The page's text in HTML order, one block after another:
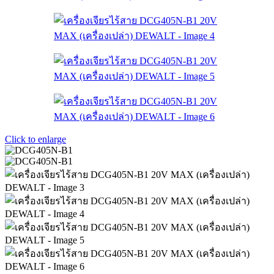
Click to enlarge